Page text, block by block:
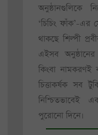
অনুষ্ঠানগুলিকে
‘চিচিং ফাঁক’-এর
থাকছে শিল্পী
এইসব
কিংবা নামকরণই
চিত্তাকর্ষক সব
নিশ্চিতভাবেই
পুরোনো দিনে।